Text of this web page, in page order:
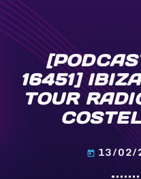
16451]
TOUR
today 13/02/